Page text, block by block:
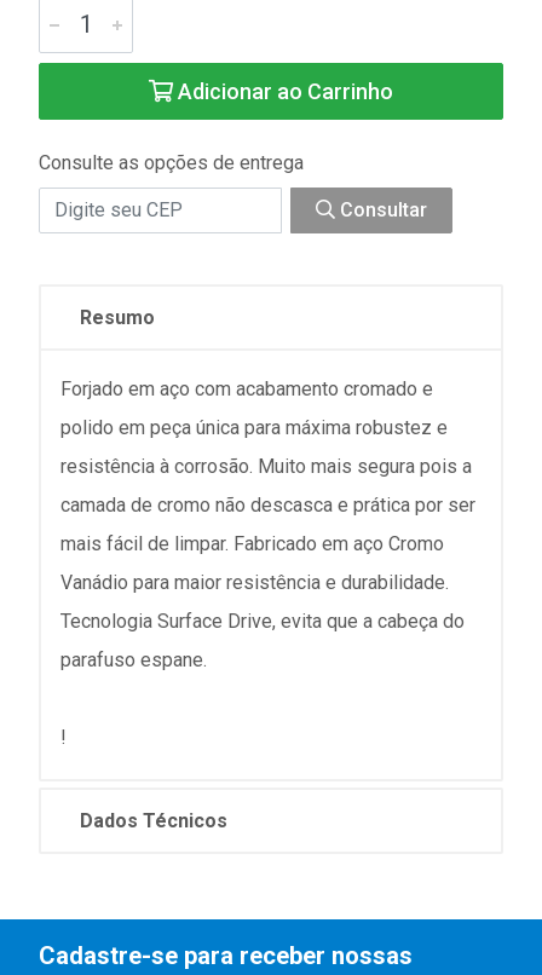
Adicionar ao Carrinho
Consulte as opções de entrega
Consultar
Resumo
Forjado em aço com acabamento cromado e
polido em peça única para máxima robustez e
resistência à corrosão. Muito mais segura pois a
camada de cromo não descasca e prática por ser
mais fácil de limpar. Fabricado em aço Cromo
Vanádio para maior resistência e durabilidade.
Tecnologia Surface Drive, evita que a cabeça do
parafuso espane.
!
Dados Técnicos
Cadastre-se para receber nossas